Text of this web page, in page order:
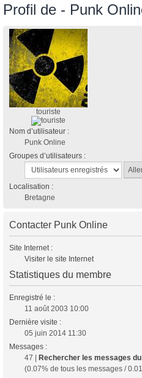
Profil de - Punk
touriste
Nom d’utilisateur :
Punk Online
Groupes d’utilisateurs :
Localisation :
Bretagne
Contacter Punk Online
Site Internet :
Visiter le site Internet
Statistiques du membre
Enregistré le :
11 août 2003 10:00
Dernière visite :
05 juin 2014 11:30
Messages :
47 |
Rechercher les messages
(0.07% de tous les messages /